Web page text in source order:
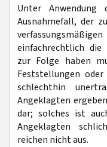
Unter
Ausnahmefall, der
einfachrechtlich die
zur Folge haben
Feststellungen
schlechthin
Angeklagten
dar; solches ist
Angeklagten
reichen nicht aus.